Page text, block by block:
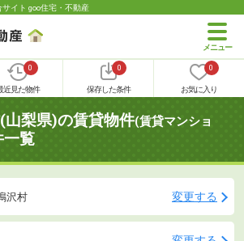
イト goo住宅・不動産
0
近見た物件
0
保存した条件
0
お気に入り
山梨県)の賃貸物件(賃貸マンショ
一覧
沢村 変更する